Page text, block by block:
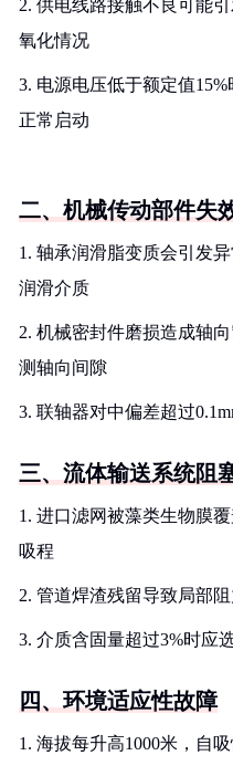
2. 供电线路接触不良可能
氧化情况
3. 电源电压低于额定值
正常启动
二、机械传动部件失
1. 轴承润滑脂变质会引发
润滑介质
2. 机械密封件磨损造成轴
测轴向间隙
3. 联轴器对中偏差超过
三、流体输送系统阻
1. 进口滤网被藻类生物膜
吸程
2. 管道焊渣残留导致局部
3. 介质含固量超过3%时应
四、环境适应性故障
1. 海拔每升高1000米，自